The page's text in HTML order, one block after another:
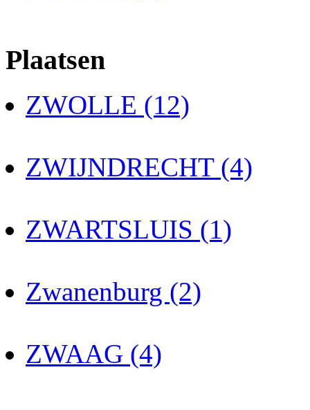
Plaatsen
ZWOLLE (12)
ZWIJNDRECHT (4)
ZWARTSLUIS (1)
Zwanenburg (2)
ZWAAG (4)